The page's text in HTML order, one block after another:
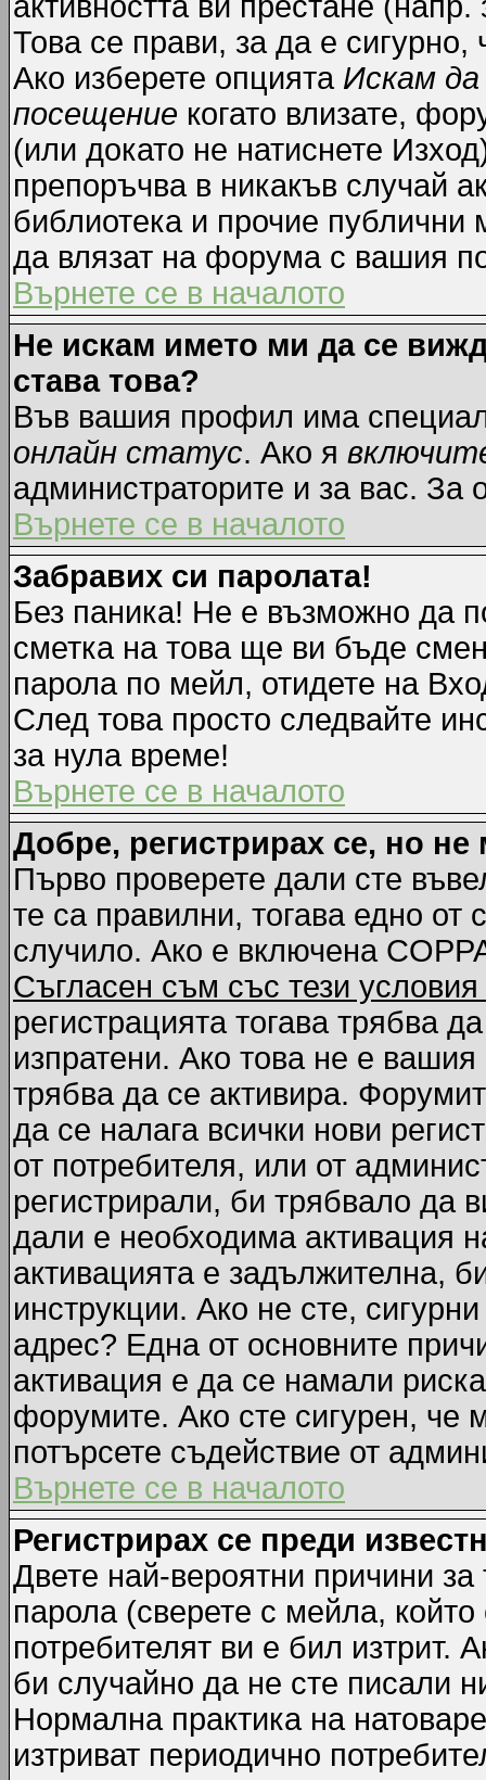
Това се прави, за да е
Ако изберете опцията Искам
посещение когато влизате,
(или докато не натиснете
препоръчва в никакъв случай
библиотека и прочие публични
да влязат на форума с вашия
Върнете се в началото
Не искам името ми да се
става това?
Във вашия профил има
онлайн статус. Ако я
администраторите и за вас. За
Върнете се в началото
Забравих си паролата!
Без паника! Не е възможно да
сметка на това ще ви бъде
парола по мейл, отидете на
След това просто следвайте
за нула време!
Върнете се в началото
Добре, регистрирах се, но не
Първо проверете дали сте
те са правилни, тогава едно
случило. Ако е включена
Съгласен съм със тези
регистрацията тогава трябва
изпратени. Ако това не е
трябва да се активира.
да се налага всички нови
от потребителя, или от
регистрирали, би трябвало да
дали е необходима активация
активацията е задължителна,
инструкции. Ако не сте,
адрес? Една от основните
активация е да се намали
форумите. Ако сте сигурен, че
потърсете съдействие от
Върнете се в началото
Регистрирах се преди
Двете най-вероятни причини
парола (сверете с мейла,
потребителят ви е бил изтрит.
би случайно да не сте писали
Нормална практика на
изтриват периодично